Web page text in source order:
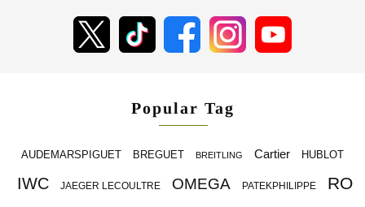
Popular Tag
AUDEMARSPIGUET BREGUET BREITLING Cartier HUBLOT
IWC JAEGER LECOULTRE OMEGA PATEKPHILIPPE
RO